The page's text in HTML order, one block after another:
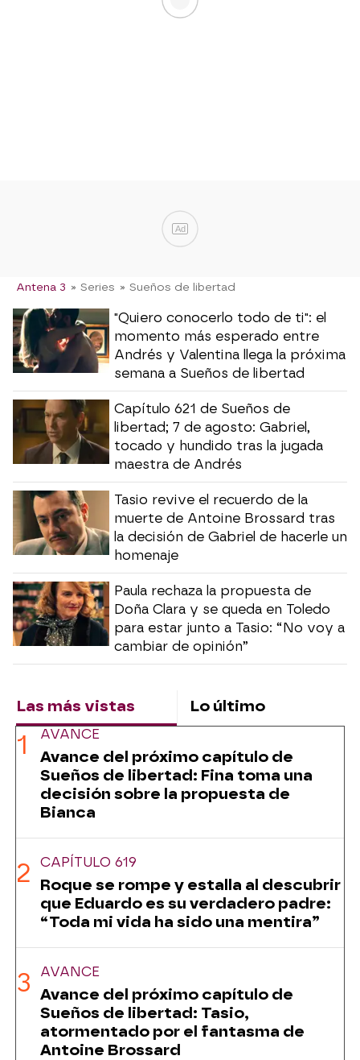
Ad
Antena 3 » Series » Sueños de libertad
"Quiero conocerlo todo de ti": el
momento más esperado entre
Andrés y Valentina llega la próxima
semana a Sueños de libertad
Capítulo 621 de Sueños de
libertad; 7 de agosto: Gabriel,
tocado y hundido tras la jugada
maestra de Andrés
Tasio revive el recuerdo de la
muerte de Antoine Brossard tras
la decisión de Gabriel de hacerle un
homenaje
Paula rechaza la propuesta de
Doña Clara y se queda en Toledo
para estar junto a Tasio: “No voy a
cambiar de opinión”
Las más vistas Lo último
AVANCE
Avance del próximo capítulo de
Sueños de libertad: Fina toma una
decisión sobre la propuesta de
Bianca
CAPÍTULO 619
Roque se rompe y estalla al descubrir
que Eduardo es su verdadero padre:
“Toda mi vida ha sido una mentira”
AVANCE
Avance del próximo capítulo de
Sueños de libertad: Tasio,
atormentado por el fantasma de
Antoine Brossard